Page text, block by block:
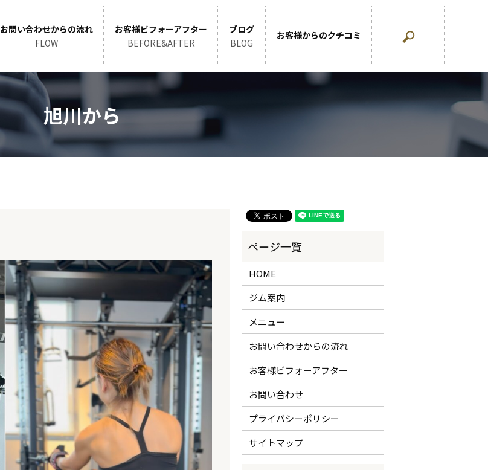
お問い合わせからの流れ
FLOW
お客様ビフォーアフター
BEFORE&AFTER
ブログ
BLOG
お客様からのクチコミ
search
旭川から
HOME
ジム案内
メニュー
お問い合わせからの流れ
お客様ビフォーアフター
お問い合わせ
プライバシーポリシー
サイトマップ